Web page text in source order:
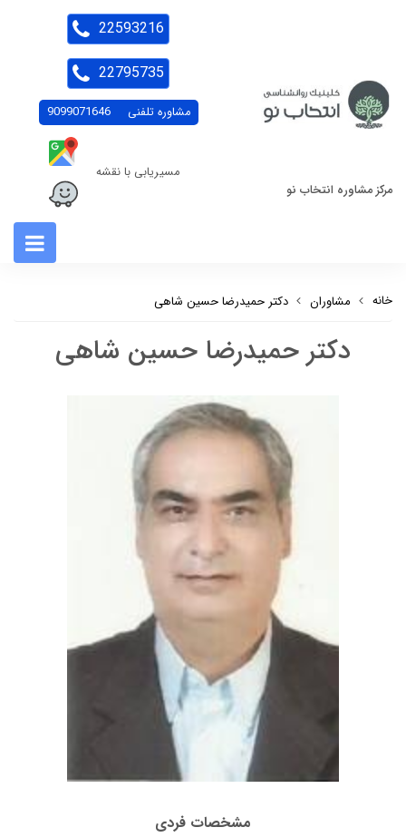
مرکز مشاوره انتخاب نو
مشاوره تلفنی 9099071646
مسیریابی با نقشه
22593216
22795735
خانه مشاوران دکتر حمیدرضا حسین شاهی
دکتر حمیدرضا حسین شاهی
مشخصات فردی